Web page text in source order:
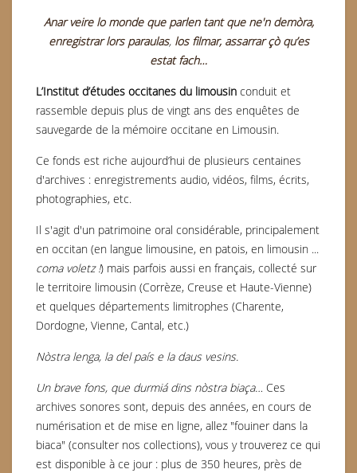
Anarveire lo monde que parlen tant que ne'n demòra,
enregistrar lors paraulas,los filmar, assarrar çò qu’es
estat fach…
L’Institut d’études occitanes du limousin conduit et
rassemble depuis plus de vingt ans des enquêtes de
sauvegarde de la mémoire occitane en Limousin.
Ce fonds est riche aujourd’hui de plusieurs centaines
d'archives : enregistrements audio, vidéos, films, écrits,
photographies, etc.
Il s'agit d'un patrimoine oral considérable, principalement
en occitan (en langue limousine, en patois, en limousin ...
coma voletz !) mais parfois aussi en français, collecté sur
le territoire limousin (Corrèze, Creuse et Haute-Vienne)
et quelques départements limitrophes (Charente,
Dordogne, Vienne, Cantal, etc.)
Nòstra lenga, la del país e la daus vesins.
Un brave fons, que durmiá dins nòstra biaça… Ces
archives sonores sont, depuis des années, en cours de
numérisation et de mise en ligne, allez "fouiner dans la
biaca" (consulter nos collections), vous y trouverez ce qui
est disponible à ce jour : plus de 350 heures, près de